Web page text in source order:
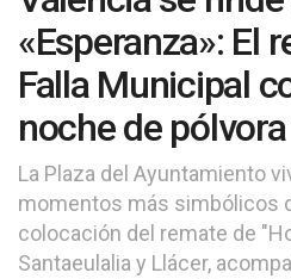
«Esperanza»: El
Falla Municipal
noche de
La Plaza del Ayuntamiento
momentos más simbólicos
colocación del remate de
Santaeulalia y Llácer,